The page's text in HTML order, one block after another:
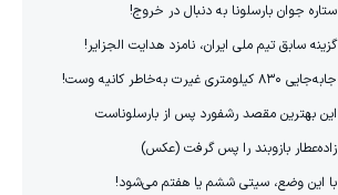
ستاره جوان بارسلونا به دنبال در خروج!
گزینه سابق تیم ملی ایران، نامزد هدایت الجزایر!
جابه‌جایی ۸۳۰ کیلومتری غیرت به‌خاطر کانیه وست!
این بهترین مقصد رشفورد پس از بارسلوناست
زاده‌عطار بازوبند را پس گرفت (عکس)
با این وضع، سیتی ششم یا هفتم می‌شود!